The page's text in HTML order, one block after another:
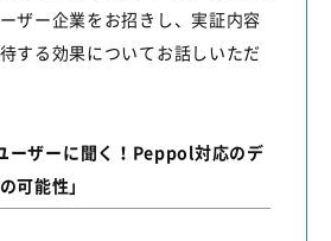
ザー企業をお招きし、実証内容
する効果についてお話しいただ
ーザーに聞く！Peppol対応のデ
可能性」